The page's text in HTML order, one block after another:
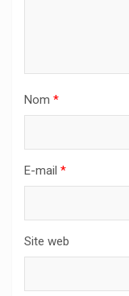
Nom *
E-mail *
Site web